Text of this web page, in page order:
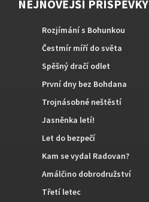
NEJNOVĚJŠÍ PŘÍSPĚVKY
Rozjímání s Bohunkou
Čestmír míří do světa
Spěšný dračí odlet
První dny bez Bohdana
Trojnásobné neštěstí
Jasněnka letí!
Let do bezpečí
Kam se vydal Radovan?
Amálčino dobrodružství
Třetí letec